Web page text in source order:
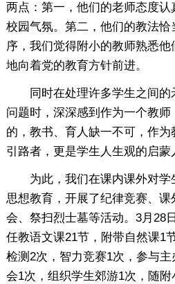
两点：第一，他们的老师态度
校园气氛。第二，他们的教法
序，我们觉得附小的教师熟悉
地向着党的教育方针前进。
同时在处理许多学生之间的
问题时，深深感到作为一个教
的，教书、育人缺一不可，作
引路者，更是学生人生观的启蒙
为此，我们在课内课外对学
思想教育，开展了纪律竞赛、
会、祭扫烈士墓等活动。3月28
任教语文课21节，附带自然课1
检测2次，智力竞赛1次，参与
会1次，组织学生郊游1次，随